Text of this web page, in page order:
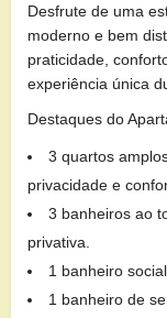
Desfrute de uma
moderno e bem
praticidade,
experiência única
Destaques do
3 quartos
privacidade e
3 banheiros ao
privativa.
1 banheiro social.
1 banheiro de